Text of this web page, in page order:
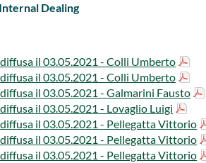
Dealing
il 03.05.2021 - Colli Umberto​
il 03.05.2021 - Colli Umberto
il 03.05.2021 - Galmarini Fausto
il 03.05.2021 - Lovaglio Luigi
il 03.05.2021 - Pellegatta Vittorio​​​
il 03.05.2021 - Pellegatta Vittorio​
il 03.05.2021 - Pellegatta Vittorio​​​